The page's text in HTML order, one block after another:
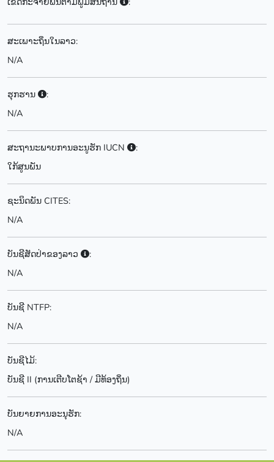
ສະເພາະຖິ່ນໃນລາວ:
N/A
ຮຸກຮານ
:
N/A
ສະຖານະພາບການອະນູຮັກ IUCN
:
ໃກ້ສູນພັນ
ຊະນິດພັນ CITES:
N/A
ບັນຊີສັດປ່າຂອງລາວ
:
N/A
ບັນຊີ NTFP:
N/A
ບັນຊີໄມ້:
ບັນຊີ II (ການເຕີບໂຕຊ້າ / ມີທ້ອງຖິ່ນ)
ບັນຍາຍການອະນຸຮັກ:
N/A